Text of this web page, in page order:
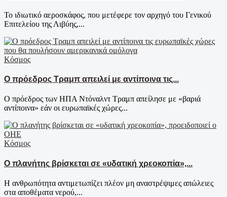
Το ιδιωτικό αεροσκάφος, που μετέφερε τον αρχηγό του Γενικού
Επιτελείου της Λιβύης,...
Κόσμος
Ο πρόεδρος Τραμπ απειλεί με αντίποινα τις...
Ο πρόεδρος των ΗΠΑ Ντόναλντ Τραμπ απείλησε με «βαριά
αντίποινα» εάν οι ευρωπαϊκές χώρες...
Κόσμος
Ο πλανήτης βρίσκεται σε «υδατική χρεοκοπία»,...
Η ανθρωπότητα αντιμετωπίζει πλέον μη αναστρέψιμες απώλειες
στα αποθέματα νερού,...